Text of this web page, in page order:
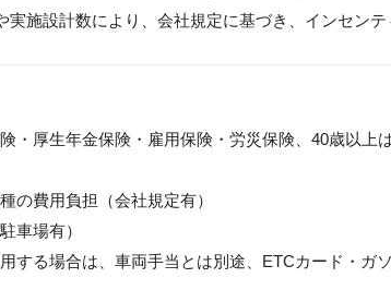
施設計数により、会社規定に基づき、インセン
・厚生年金保険・雇用保険・労災保険、40歳以上
の費用負担（会社規定有）
車場有）
する場合は、車両手当とは別途、ETCカード・ガ